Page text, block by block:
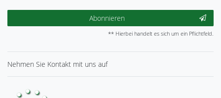
Abonnieren
** Hierbei handelt es sich um ein Pflichtfeld.
Nehmen Sie Kontakt mit uns auf